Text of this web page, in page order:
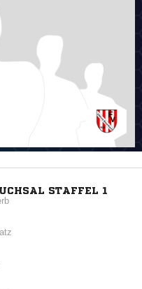
STAFFEL 1